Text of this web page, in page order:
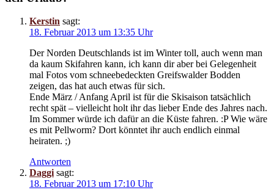
Kerstin sagt:
18. Februar 2013 um 13:35 Uhr
Der Norden Deutschlands ist im Winter toll, auch wenn man
da kaum Skifahren kann, ich kann dir aber bei Gelegenheit
mal Fotos vom schneebedeckten Greifswalder Bodden
zeigen, das hat auch etwas für sich.
Ende März / Anfang April ist für die Skisaison tatsächlich
recht spät – vielleicht holt ihr das lieber Ende des Jahres nach.
Im Sommer würde ich dafür an die Küste fahren. :P Wie wäre
es mit Pellworm? Dort könntet ihr auch endlich einmal
heiraten. ;)
Antworten
Daggi sagt:
18. Februar 2013 um 17:10 Uhr